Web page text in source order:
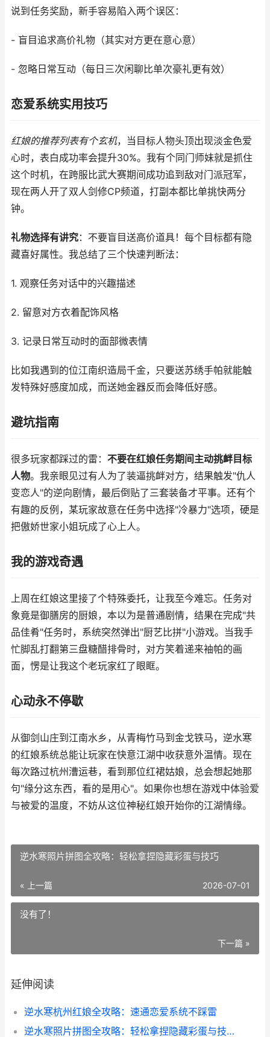
说到任务奖励，新手容易陷入两个误区：
- 盲目追求高价礼物（其实对方更在意心意）
- 忽略日常互动（每日三次闲聊比单次豪礼更有效）
恋爱系统实用技巧
红娘的推荐列表有个玄机，当目标人物头顶出现淡金色爱
心时，表白成功率会提升30%。我有个同门师妹就是抓住
这个时机，在跨服比武大赛期间成功追到敌对门派冠军，
现在两人开了双人剑修CP频道，打副本都比单挑快两分
钟。
礼物选择有讲究：不要盲目送高价道具！每个目标都有隐
藏喜好属性。我总结了三个快速判断法：
1. 观察任务对话中的兴趣描述
2. 留意对方衣着配饰风格
3. 记录日常互动时的面部微表情
比如我遇到的位江南织造局千金，只要送苏绣手帕就能触
发特殊好感度加成，而送她金器反而会降低好感。
避坑指南
很多玩家都踩过的雷： 不要在红娘任务期间主动挑衅目标
人物。我亲眼见过有人为了装逼挑衅对方，结果触发"仇人
变恋人"的逆向剧情，最后倒贴了三套装备才平事。还有个
有趣的反例，某玩家故意在任务中选择"冷暴力"选项，硬是
把傲娇世家小姐玩成了心上人。
我的游戏奇遇
上周在红娘这里接了个特殊委托，让我至今难忘。任务对
象竟是御膳房的厨娘，本以为是普通剧情，结果在完成"共
品佳肴"任务时，系统突然弹出"厨艺比拼"小游戏。当我手
忙脚乱打翻第三盘糖醋排骨时，对方笑着递来袖帕的画
面，愣是让我这个老玩家红了眼眶。
心动永不停歇
从御剑山庄到江南水乡，从青梅竹马到金戈铁马，逆水寒
的红娘系统总能让玩家在快意江湖中收获意外温情。现在
每次路过杭州漕运巷，看到那位红裙姑娘，总会想起她那
句"缘分这东西，看的是用心"。如果你也想在游戏中体验爱
与被爱的温度，不妨从这位神秘红娘开始你的江湖情缘。
逆水寒照片拼图全攻略：轻松拿捏隐藏彩蛋与技巧
« 上一篇 2026-07-01
没有了！
下一篇 »
延伸阅读
逆水寒杭州红娘全攻略：速通恋爱系统不踩雷
逆水寒照片拼图全攻略：轻松拿捏隐藏彩蛋与技巧